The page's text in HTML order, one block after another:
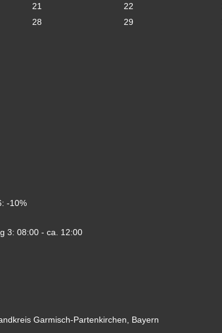
21 22
28 29
-10%
3: 08:00 - ca. 12:00
Garmisch-Partenkirchen, Bayern